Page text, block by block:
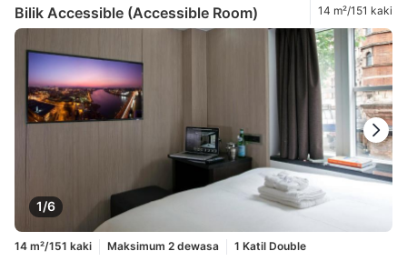
Bilik Accessible (Accessible Room) 14 m²/151 kaki
1/6
14 m²/151 kaki Maksimum 2 dewasa
1 Katil Double